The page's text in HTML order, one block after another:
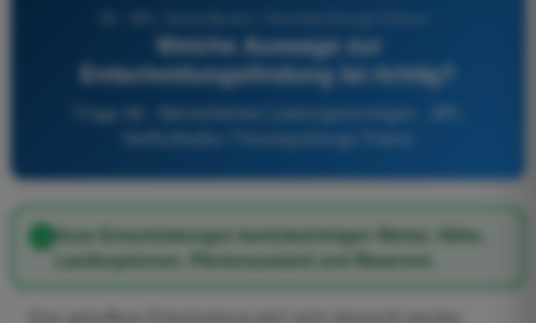
Welche Aussage zur
Entscheidungsfindung ist richtig?
Frage 98 - Menschliches Leistungsvermögen - BPL
Gute Entscheidungen berücksichtigen Wetter, Höhe,
Landeoptionen, Pilotenzustand und Reserven.